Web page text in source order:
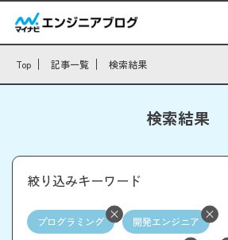
Top 記事一覧 検索結果
検索結果
絞り込みキーワード
プログラミング 開発エンジニア